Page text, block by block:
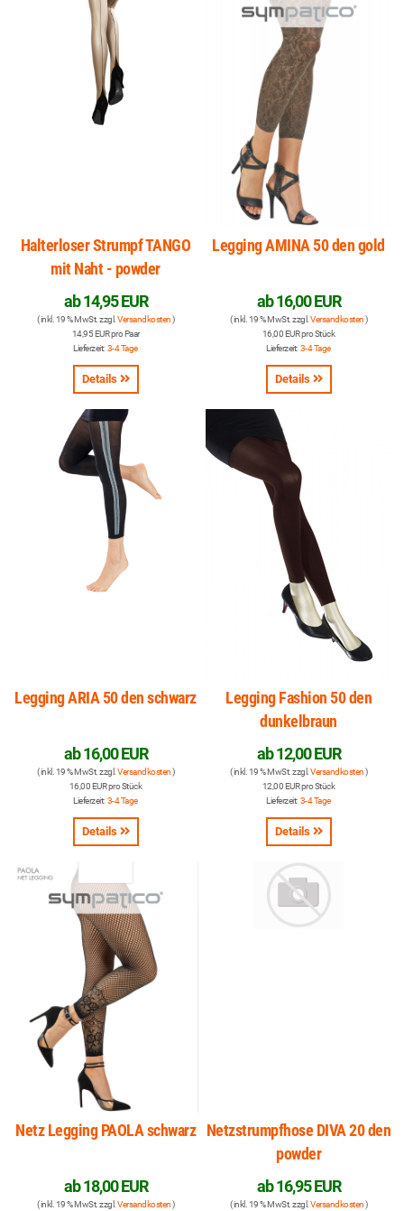
Halterloser Strumpf TANGO
mit Naht - powder
ab14,95 EUR
( inkl. 19 % MwSt. zzgl. Versandkosten)
14,95 EUR pro Paar
Lieferzeit: 3-4 Tage
Details
Legging AMINA 50 den gold
ab16,00 EUR
( inkl. 19 % MwSt. zzgl. Versandkosten)
16,00 EUR pro Stück
Lieferzeit: 3-4 Tage
Details
Legging ARIA 50 den schwarz
ab16,00 EUR
( inkl. 19 % MwSt. zzgl. Versandkosten)
16,00 EUR pro Stück
Lieferzeit: 3-4 Tage
Details
Legging Fashion 50 den
dunkelbraun
ab12,00 EUR
( inkl. 19 % MwSt. zzgl. Versandkosten)
12,00 EUR pro Stück
Lieferzeit: 3-4 Tage
Details
Netz Legging PAOLA schwarz
ab18,00 EUR
( inkl. 19 % MwSt. zzgl. Versandkosten)
Netzstrumpfhose DIVA 20 den
powder
ab16,95 EUR
( inkl. 19 % MwSt. zzgl. Versandkosten)